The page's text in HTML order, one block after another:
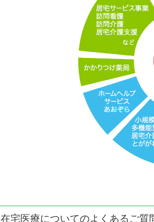
在宅医療についてのよくあるご質